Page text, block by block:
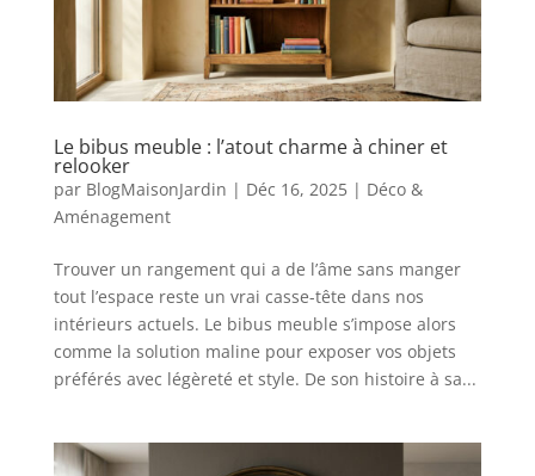
Le bibus meuble : l’atout charme à chiner et
relooker
par BlogMaisonJardin | Déc 16, 2025| Déco &
Aménagement
Trouver un rangement qui a de l’âme sans manger
tout l’espace reste un vrai casse-tête dans nos
intérieurs actuels. Le bibus meuble s’impose alors
comme la solution maline pour exposer vos objets
préférés avec légèreté et style. De son histoire à sa...